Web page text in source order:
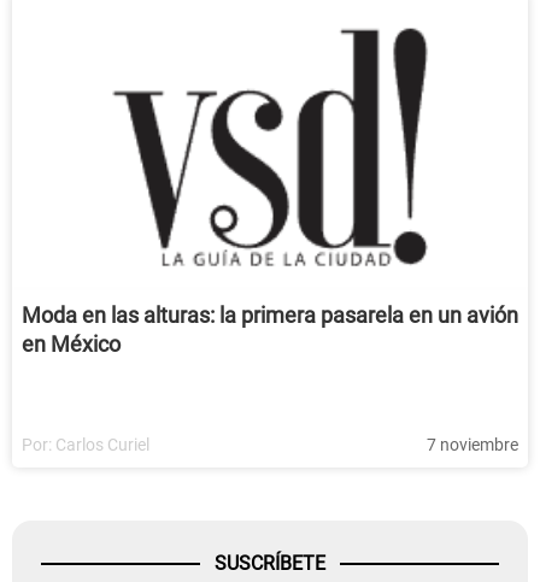
Moda en las alturas: la primera pasarela en un avión
en México
Por: Carlos Curiel 7 noviembre
SUSCRÍBETE